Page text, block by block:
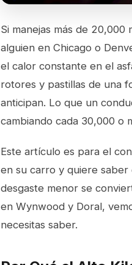
Si manejas más de
alguien en Chicago o
el calor constante en el
rotores y pastillas de una
anticipan. Lo que un
cambiando cada 30,000 o
Este artículo es para el
en su carro y quiere
desgaste menor se
en Wynwood y Doral,
necesitas saber.